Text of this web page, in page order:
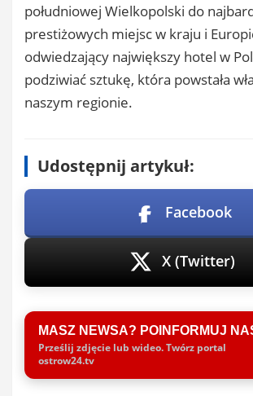
południowej Wielkopolski do
prestiżowych miejsc w kraju i
odwiedzający największy hotel w
podziwiać sztukę, która powstała
naszym regionie.
Udostępnij artykuł:
Facebook
X (Twitter)
MASZ NEWSA? POINFORMUJ
Prześlij zdjęcie lub wideo. Twórz portal
ostrow24.tv